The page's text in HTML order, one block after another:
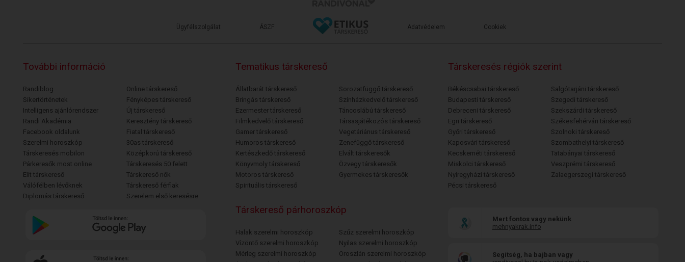
Ügyfélszolgálat ÁSZF Adatvédelem Cookiek
További információ
Randiblog
Sikertörténetek
Intelligens ajánlórendszer
Randi Akadémia
Facebook oldalunk
Szerelmi horoszkóp
Társkeresés mobilon
Párkeresők most online
Elit társkereső
Válófélben lévőknek
Diplomás társkereső
Online társkereső
Fényképes társkereső
Új társkereső
Keresztény társkereső
Fiatal társkereső
30as társkereső
Középkorú társkereső
Társkeresés 50 felett
Társkereső nők
Társkereső férfiak
Szerelem első keresésre
Tematikus társkereső
Állatbarát társkereső
Bringás társkereső
Ezermester társkereső
Filmkedvelő társkereső
Gamer társkereső
Humoros társkereső
Kertészkedő társkereső
Könyvmoly társkereső
Motoros társkereső
Spirituális társkereső
Sorozatfüggő társkereső
Színházkedvelő társkereső
Táncoslábú társkereső
Társasjátékozós társkereső
Vegetáriánus társkereső
Zenefüggő társkereső
Elvált társkeresők
Özvegy társkeresők
Gyermekes társkeresők
Társkeresés régiók szerint
Békéscsabai társkereső
Budapesti társkereső
Debreceni társkereső
Egri társkereső
Győri társkereső
Kaposvári társkereső
Kecskeméti társkereső
Miskolci társkereső
Nyíregyházi társkereső
Pécsi társkereső
Salgótarjáni társkereső
Szegedi társkereső
Szekszárdi társkereső
Székesfehérvári társkereső
Szolnoki társkereső
Szombathelyi társkereső
Tatabányai társkereső
Veszprémi társkereső
Zalaegerszegi társkereső
Társkereső párhoroszkóp
Halak szerelmi horoszkóp
Vízöntő szerelmi horoszkóp
Mérleg szerelmi horoszkóp
Szűz szerelmi horoszkóp
Nyilas szerelmi horoszkóp
Oroszlán szerelmi horoszkóp
Mert fontos vagy nekünk
mehnyakrak.info
Segítség, ha bajban vagy